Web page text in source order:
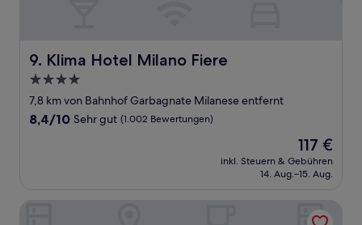
9. Klima Hotel Milano Fiere
Klima Hotel Milano Fiere
4.0-
Sterne-
Unterkunft
7,8 km von Bahnhof Garbagnate Milanese entfernt
8.4
Bewertungen)
8,4/10 Sehr gut (1.002 Bewertungen)
Der
Preis
beträgt
117 €
inkl. Steuern & Gebühren
14. Aug.–15. Aug.